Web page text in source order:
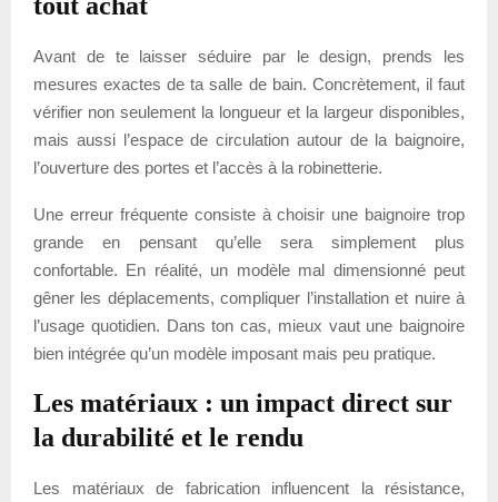
Avant de te laisser séduire par le design, prends les
mesures exactes de ta salle de bain. Concrètement, il faut
vérifier non seulement la longueur et la largeur disponibles,
mais aussi l’espace de circulation autour de la baignoire,
l’ouverture des portes et l’accès à la robinetterie.
Une erreur fréquente consiste à choisir une baignoire trop
grande en pensant qu’elle sera simplement plus
confortable. En réalité, un modèle mal dimensionné peut
gêner les déplacements, compliquer l’installation et nuire à
l’usage quotidien. Dans ton cas, mieux vaut une baignoire
bien intégrée qu’un modèle imposant mais peu pratique.
Les matériaux : un impact direct sur
la durabilité et le rendu
Les matériaux de fabrication influencent la résistance,